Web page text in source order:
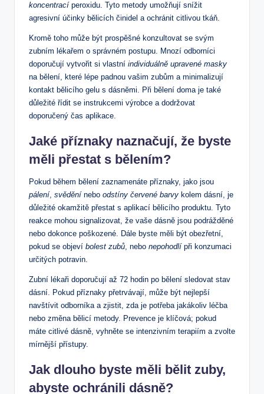
koncentracíperoxidu. Tyto metody umožňují snížit
agresivní účinky bělicích činidel a ochránit citlivou tkáň.
Kromě toho může být prospěšné konzultovat se svým
zubním lékařem o správném postupu. Mnozí odborníci
doporučují vytvořit si vlastní individuálně upravené masky
na bělení, které lépe padnou vašim zubům a minimalizují
kontakt bělicího gelu s dásněmi. Při bělení doma je také
důležité řídit se instrukcemi výrobce a dodržovat
doporučený čas aplikace.
Jaké příznaky naznačují, že byste
měli přestat s bělením?
Pokud během bělení zaznamenáte příznaky, jako jsou
pálení, svěděnínebo odstíny červené barvy kolem dásní, je
důležité okamžitě přestat s aplikací bělicího produktu. Tyto
reakce mohou signalizovat, že vaše dásně jsou podrážděné
nebo dokonce poškozené. Dále byste měli být obezřetní,
pokud se objeví bolest zubů, nebo nepohodlípři konzumaci
určitých potravin.
Zubní lékaři doporučují až 72 hodin po bělení sledovat stav
dásní. Pokud příznaky přetrvávají, může být nejlepší
navštívit odborníka a zjistit, zda je potřeba jakákoliv léčba
nebo změna bělicí metody. Prevence je klíčová; pokud
máte citlivé dásně, vyhněte se intenzivním terapiím a zvolte
mírnější přístupy.
Jak dlouho byste měli bělit zuby,
abyste ochránili dásně?